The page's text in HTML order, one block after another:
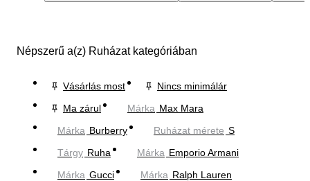
Népszerű a(z) Ruházat kategóriában
Vásárlás most
Nincs minimálár
Ma zárul
Márka Max Mara
Márka Burberry Ruházat mérete S
Tárgy Ruha Márka Emporio Armani
Márka Gucci Márka Ralph Lauren